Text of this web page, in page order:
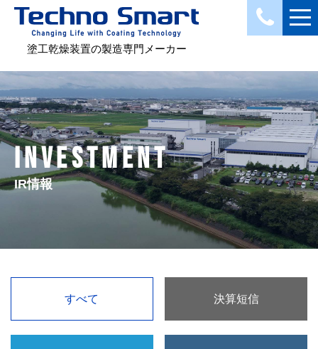
塗工乾燥装置の製造専門メーカー
INVESTMENT
IR情報
すべて 決算短信